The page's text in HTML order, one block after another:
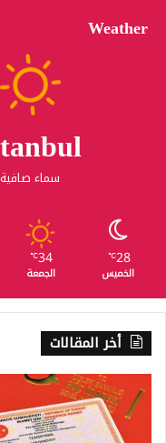
Weather
سماء صافية
28
℃
الخميس
34
℃
الجمعة
أخر المقالات